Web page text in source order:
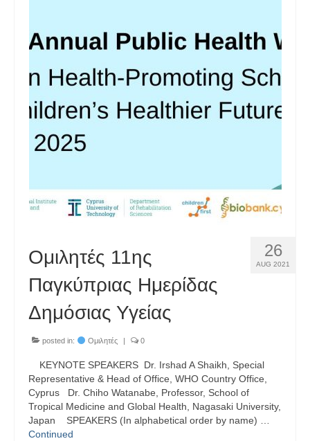
26
AUG 2021
Ομιλητές 11ης
Παγκύπριας Ημερίδας
Δημόσιας Υγείας
posted in: Ομιλητές | 0
KEYNOTE SPEAKERS Dr. Irshad A Shaikh, Special
Representative & Head of Office, WHO Country Office,
Cyprus Dr. Chiho Watanabe, Professor, School of
Tropical Medicine and Global Health, Nagasaki University,
Japan SPEAKERS (In alphabetical order by name) …
Continued